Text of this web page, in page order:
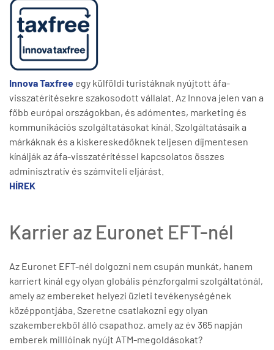
Innova Taxfree egy külföldi turistáknak nyújtott áfa-
visszatérítésekre szakosodott vállalat. Az Innova jelen van a
főbb európai országokban, és adómentes, marketing és
kommunikációs szolgáltatásokat kínál. Szolgáltatásaik a
márkáknak és a kiskereskedőknek teljesen díjmentesen
kínálják az áfa-visszatérítéssel kapcsolatos összes
adminisztratív és számviteli eljárást.
HÍREK
Karrier az Euronet EFT-nél
Az Euronet EFT-nél dolgozni nem csupán munkát, hanem
karriert kínál egy olyan globális pénzforgalmi szolgáltatónál,
amely az embereket helyezi üzleti tevékenységének
középpontjába. Szeretne csatlakozni egy olyan
szakemberekből álló csapathoz, amely az év 365 napján
emberek millióinak nyújt ATM-megoldásokat?